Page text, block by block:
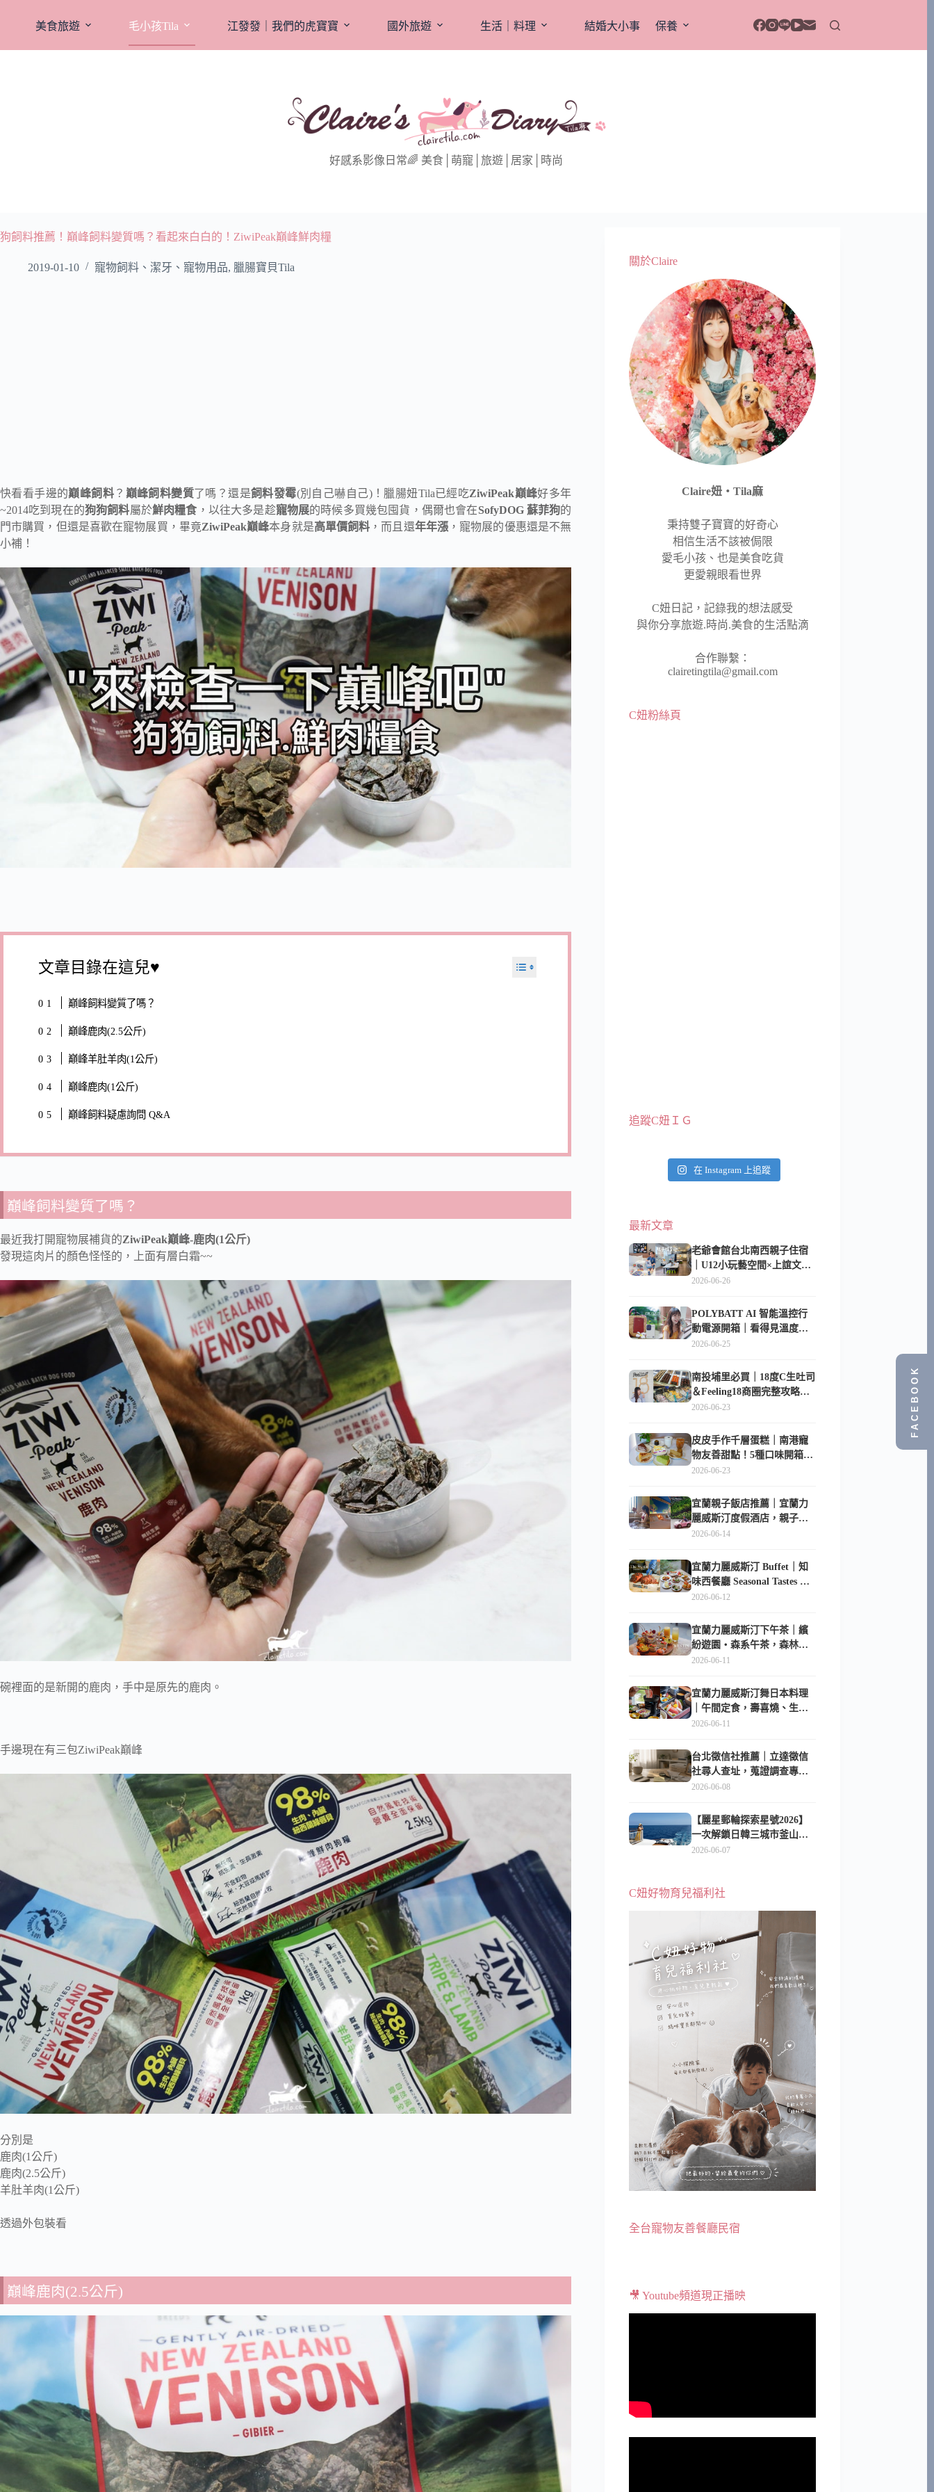
美食旅遊 毛小孩Tila 江發發｜我們的虎寶寶 國外旅遊 生活｜料理 結婚大小事 保養
好感系影像日常🌈 美食│萌寵│旅遊│居家│時尚
狗飼料推薦！巔峰飼料變質嗎？看起來白白的！ZiwiPeak巔峰鮮肉糧
2019-01-10 寵物飼料、潔牙、寵物用品, 臘腸寶貝Tila
快看看手邊的巔峰飼料 ？ 巔峰飼料變質了嗎？還是飼料發霉(別自己嚇自己)！臘腸妞Tila已經吃ZiwiPeak巔峰好多年
~2014吃到現在的狗狗飼料屬於鮮肉糧食 ，以往大多是趁寵物展的時候多買幾包囤貨，偶爾也會在SofyDOG 蘇菲狗的
門市購買，但還是喜歡在寵物展買，畢竟ZiwiPeak巔峰本身就是高單價飼料 ，而且還年年漲 ，寵物展的優惠還是不無
小補！
文章目錄在這兒♥
巔峰飼料變質了嗎？
巔峰鹿肉(2.5公斤)
巔峰羊肚羊肉(1公斤)
巔峰鹿肉(1公斤)
巔峰飼料疑慮詢問 Q&A
巔峰飼料變質了嗎？
最近我打開寵物展補貨的ZiwiPeak巔峰-鹿肉(1公斤)
發現這肉片的顏色怪怪的，上面有層白霜~~
碗裡面的是新開的鹿肉，手中是原先的鹿肉。
手邊現在有三包ZiwiPeak巔峰
分別是
鹿肉(1公斤)
鹿肉(2.5公斤)
羊肚羊肉(1公斤)
透過外包裝看
巔峰鹿肉(2.5公斤)
關於Claire
Claire妞‧Tila麻
秉持雙子寶寶的好奇心
相信生活不該被侷限
愛毛小孩、也是美食吃貨
更愛親眼看世界
C妞日記，記錄我的想法感受
與你分享旅遊.時尚.美食的生活點滴
合作聯繫：
clairetingtila@gmail.com
C妞粉絲頁
追蹤C妞ＩＧ
在 Instagram 上追蹤
最新文章
老爺會館台北南西親子住宿
｜U12小玩藝空間×上誼文
化，暑假帶孩子這樣玩
2026-06-26
POLYBATT AI 智能溫控行
動電源開箱｜看得見溫度與
電量，外出更安心的
2026-06-25
南投埔里必買｜18度C生吐司
＆Feeling18商圈完整攻略，
在地人帶路這樣逛
2026-06-23
皮皮手作千層蛋糕｜南港寵
物友善甜點！5種口味開箱，
比Lady M便宜一半的台北隱
2026-06-23
宜蘭親子飯店推薦｜宜蘭力
麗威斯汀度假酒店，親子
房、Buffet、泳池、兒童俱樂
2026-06-14
宜蘭力麗威斯汀 Buffet｜知
味西餐廳 Seasonal Tastes 晚
餐早餐吃什麼？
2026-06-12
宜蘭力麗威斯汀下午茶｜繽
紛遊園・森系午茶，森林系
甜點超好拍
2026-06-11
宜蘭力麗威斯汀舞日本料理
｜午間定食，壽喜燒、生魚
片與日式包廂空間
2026-06-11
台北徵信社推薦｜立達徵信
社尋人查址，蒐證調查專家
陪你找回失聯的家人
2026-06-08
【麗星郵輪探索星號2026】
一次解鎖日韓三城市釜山、
長崎、那霸｜餐點升級、表
2026-06-07
C妞好物育兒福利社
全台寵物友善餐廳民宿
🎥 Youtube頻道現正播映
FACEBOOK